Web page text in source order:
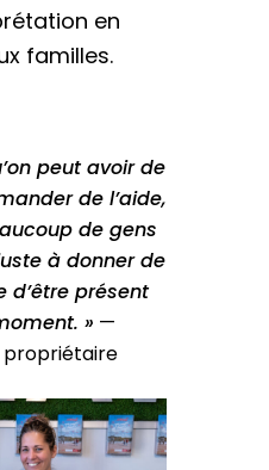
en
familles.
peut avoir de
de l’aide,
de gens
à donner de
d’être présent
» —
propriétaire